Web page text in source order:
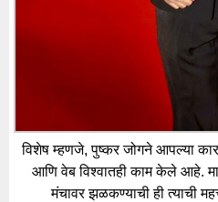
विशेष म्हणजे, पुष्कर जोगने आपल्या
आणि वेब विश्वातही काम केले आहे.
मंचावर झळकण्याची ही त्याची